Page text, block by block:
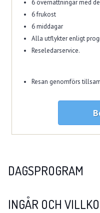
6 övernattningar med
6 frukost
6 middagar
Alla utflykter enligt
Reseledarservice.
Resan genomförs
DAGSPROGRAM
INGÅR OCH